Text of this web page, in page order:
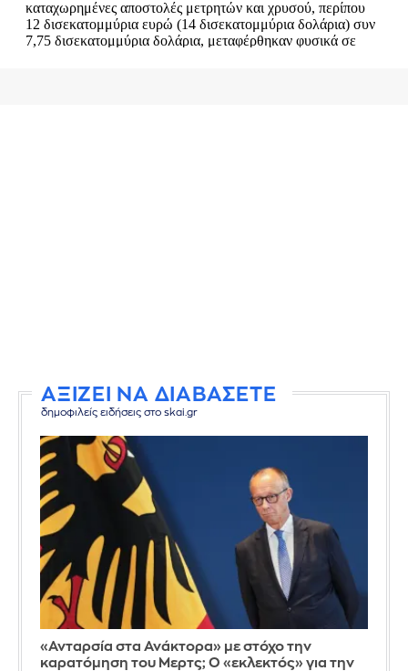
ΑΞΙΖΕΙ ΝΑ ΔΙΑΒΑΣΕΤΕ
δημοφιλείς ειδήσεις στο skai.gr
«Ανταρσία στα Ανάκτορα» με στόχο την
καρατόμηση του Μερτς; Ο «εκλεκτός» για την